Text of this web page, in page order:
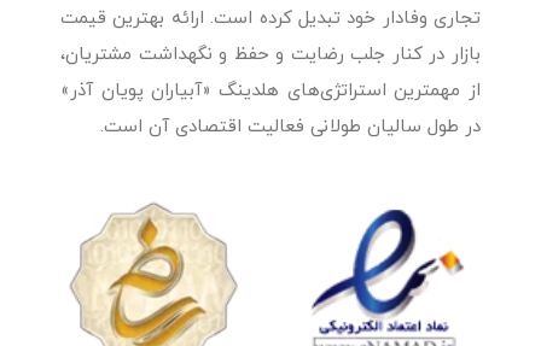
تجاری وفادار خود تبدیل کرده است. ارائه بهترین قیمت
بازار در کنار جلب رضایت و حفظ و نگهداشت مشتریان،
از مهمترین استراتژی‌های هلدینگ «آبیاران پویان آذر»
در طول سالیان طولانی فعالیت اقتصادی آن است.